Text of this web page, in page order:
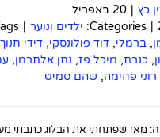
כץ |
20 באפריל
|
Categories: ילדים ונוער |
,ברמלי,דוד פולונסקי,דידי חנוך
,כנרת, מיכל פז, נתן אלתרמן,
רוני פחימה, שהם סמיט
מאז שפתחתי את הבלוג כתבתי